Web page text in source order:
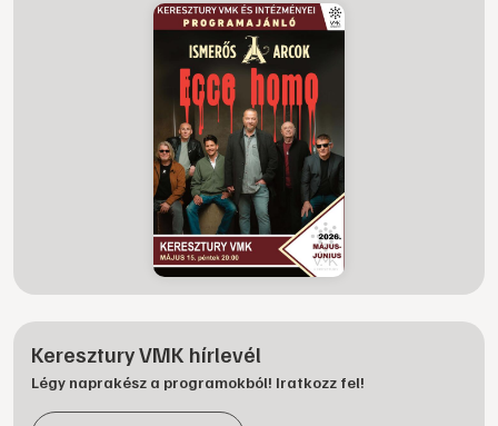
Keresztury VMK hírlevél
Légy naprakész a programokból! Iratkozz fel!